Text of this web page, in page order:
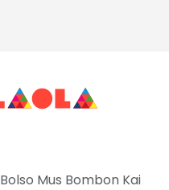
Bolso Mus Bombon Kai